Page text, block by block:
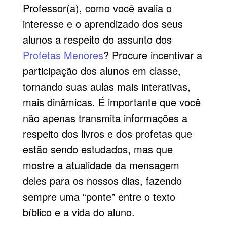
Professor(a), como você avalia o
interesse e o aprendizado dos seus
alunos a respeito do assunto dos
Profetas Menores? Procure incentivar a
participação dos alunos em classe,
tornando suas aulas mais interativas,
mais dinâmicas. É importante que você
não apenas transmita informações a
respeito dos livros e dos profetas que
estão sendo estudados, mas que
mostre a atualidade da mensagem
deles para os nossos dias, fazendo
sempre uma “ponte” entre o texto
bíblico e a vida do aluno.